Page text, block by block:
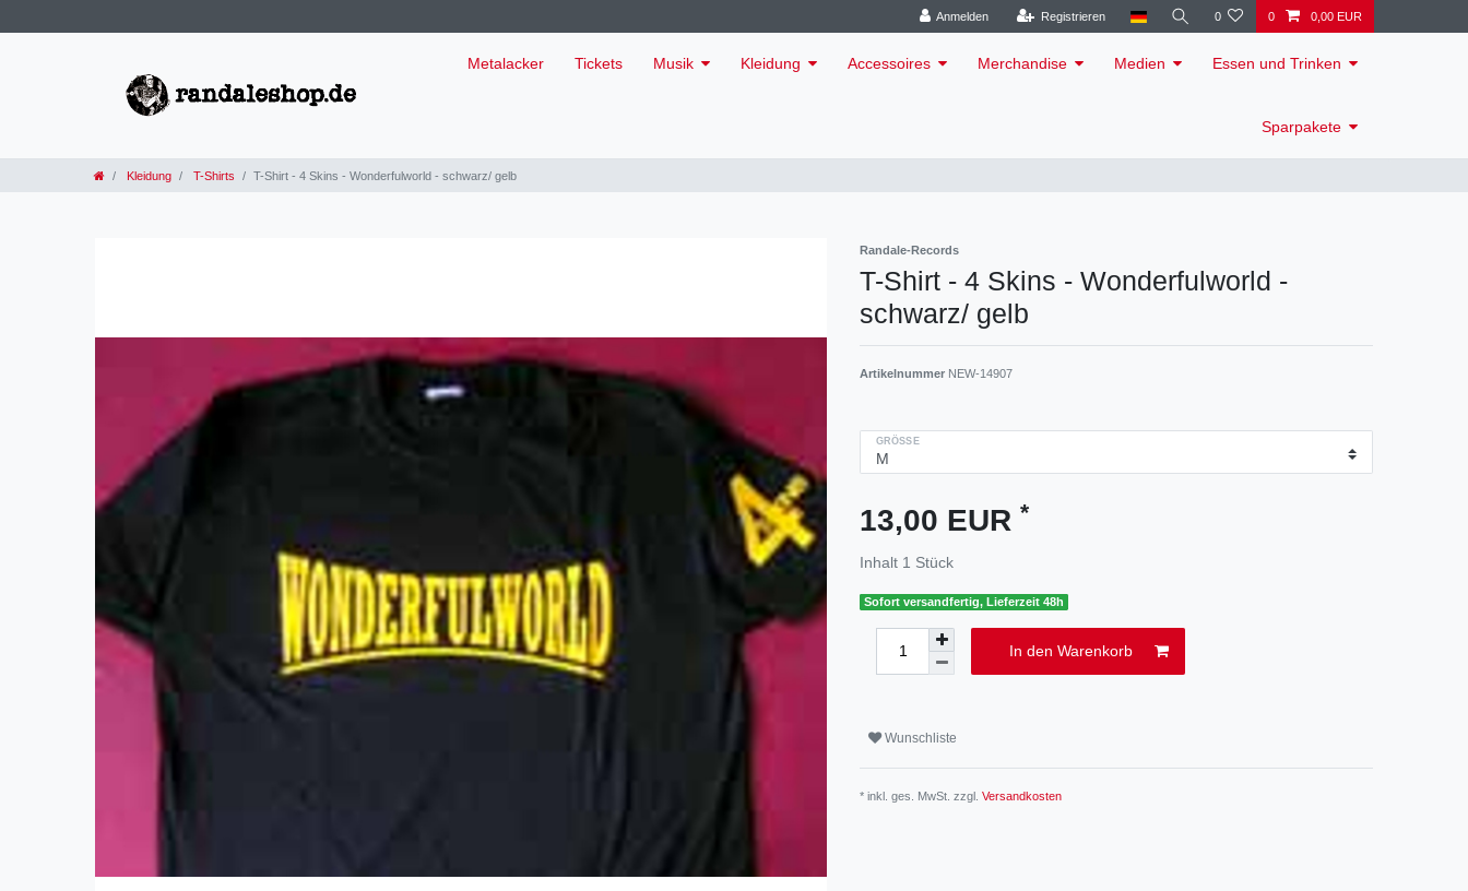
Anmelden Registrieren 0 0 0,00 EUR
Metalacker Tickets Musik Kleidung Accessoires Merchandise Medien Essen und Trinken
Sparpakete
Kleidung T-Shirts T-Shirt - 4 Skins - Wonderfulworld - schwarz/ gelb
Randale-Records
T-Shirt - 4 Skins - Wonderfulworld -
schwarz/ gelb
Artikelnummer NEW-14907
GRÖSSE
13,00 EUR *
Inhalt 1 Stück
Sofort versandfertig, Lieferzeit 48h
In den Warenkorb
Wunschliste
* inkl. ges. MwSt. zzgl. Versandkosten